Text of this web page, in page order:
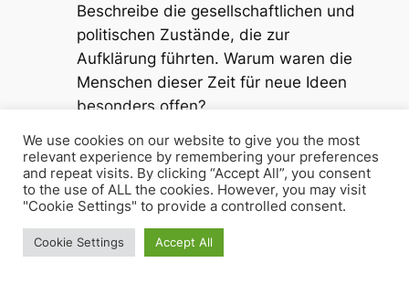
Beschreibe die gesellschaftlichen und
politischen Zustände, die zur
Aufklärung führten. Warum waren die
Menschen dieser Zeit für neue Ideen
besonders offen?
Untersuche Lessings „Nathan der
Weise“ und erläutere, wie das Drama
den Gedanken der religiösen Toleranz
und Humanität vermittelt.
Fortschrittsglaube darstellen
We use cookies on our website to give you the most
relevant experience by remembering your preferences
and repeat visits. By clicking “Accept All”, you consent
to the use of ALL the cookies. However, you may visit
"Cookie Settings" to provide a controlled consent.
Cookie Settings Accept All